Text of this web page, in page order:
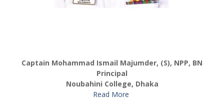
Captain Mohammad Ismail Majumder, (S), NPP, BN
Principal
Noubahini College, Dhaka
Read More